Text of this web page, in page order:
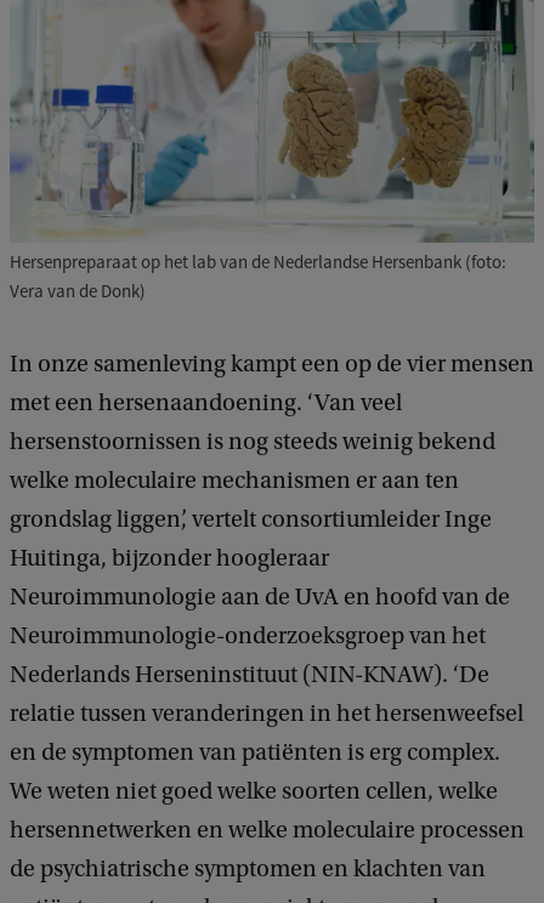
Hersenpreparaat op het lab van de Nederlandse Hersenbank (foto:
Vera van de Donk)
In onze samenleving kampt een op de vier mensen
met een hersenaandoening. ‘Van veel
hersenstoornissen is nog steeds weinig bekend
welke moleculaire mechanismen er aan ten
grondslag liggen’, vertelt consortiumleider Inge
Huitinga, bijzonder hoogleraar
Neuroimmunologie aan de UvA en hoofd van de
Neuroimmunologie-onderzoeksgroep van het
Nederlands Herseninstituut (NIN-KNAW). ‘De
relatie tussen veranderingen in het hersenweefsel
en de symptomen van patiënten is erg complex.
We weten niet goed welke soorten cellen, welke
hersennetwerken en welke moleculaire processen
de psychiatrische symptomen en klachten van